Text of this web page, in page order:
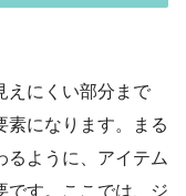
えにくい部分まで
素になります。まる
るように、アイテム
です。ここでは、ジ